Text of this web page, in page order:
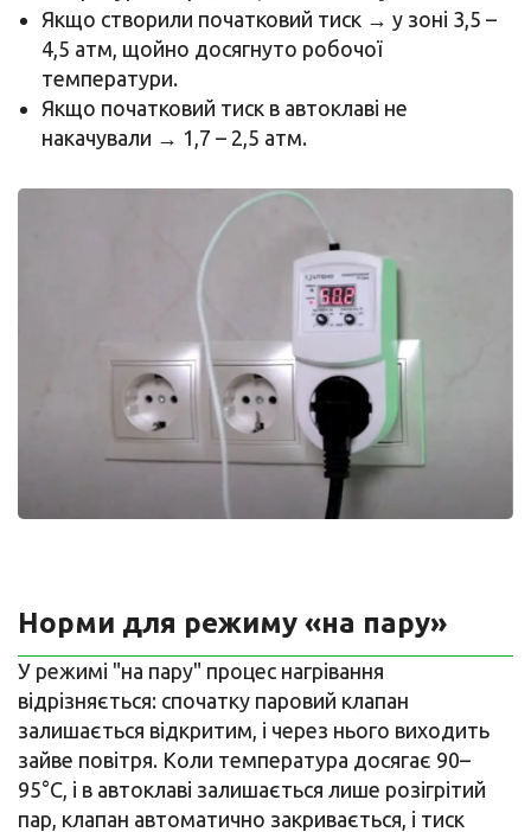
Якщо створили початковий тиск → у зоні 3,5 –
4,5 атм, щойно досягнуто робочої
температури.
Якщо початковий тиск в автоклаві не
накачували → 1,7 – 2,5 атм.
Норми для режиму «на пару»
У режимі "на пару" процес нагрівання
відрізняється: спочатку паровий клапан
залишається відкритим, і через нього виходить
зайве повітря. Коли температура досягає 90–
95°C, і в автоклаві залишається лише розігрітий
пар, клапан автоматично закривається, і тиск